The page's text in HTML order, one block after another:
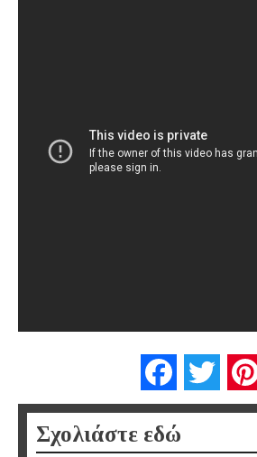
Facebook
Σχολιάστε εδώ